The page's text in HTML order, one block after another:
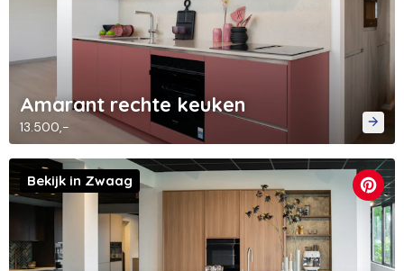
Amarant rechte keuken
13.500,-
Bekijk in Zwaag